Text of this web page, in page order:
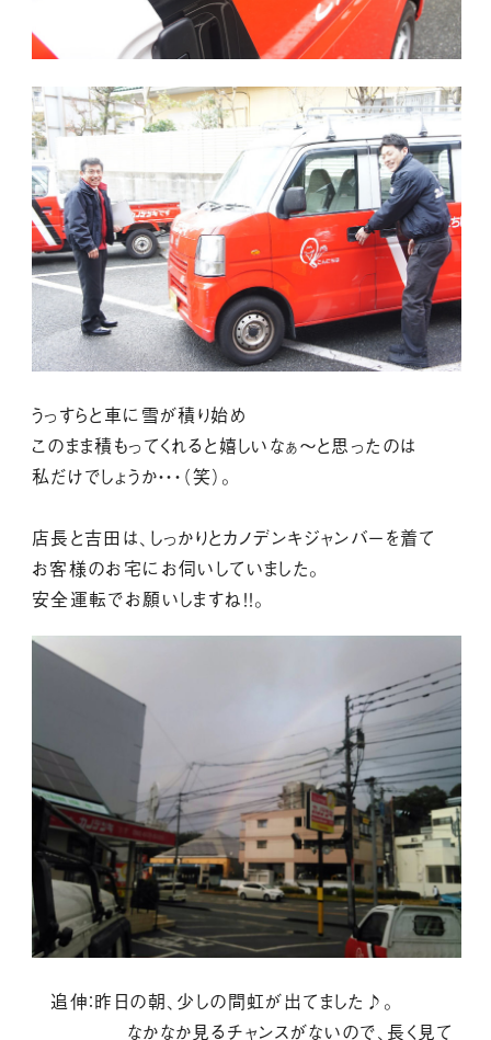
うっすらと車に雪が積り始め
このまま積もってくれると嬉しいなぁ～と思ったのは
私だけでしょうか・・・（笑）。
店長と吉田は、しっかりとカノデンキジャンバーを着て
お客様のお宅にお伺いしていました。
安全運転でお願いしますね！！。
追伸：昨日の朝、少しの間虹が出てました♪。
なかなか見るチャンスがないので、長く見て